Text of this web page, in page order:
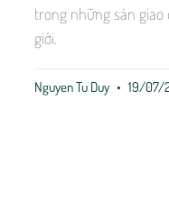
trong những sàn
giới.
Nguyen Tu Duy 19/07/